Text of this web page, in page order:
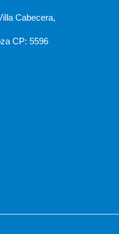
Cabecera,
CP: 5596